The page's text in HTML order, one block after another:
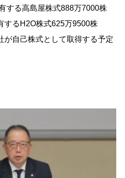
する高島屋株式888万7000株
するH2O株式625万9500株
が自己株式として取得する予定